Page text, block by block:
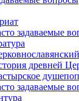
задаваемые
древней
задаваемые